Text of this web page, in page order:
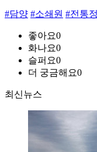
#담양 #소쇄원 #전통
좋아요0
화나요0
슬퍼요0
더 궁금해요0
최신뉴스